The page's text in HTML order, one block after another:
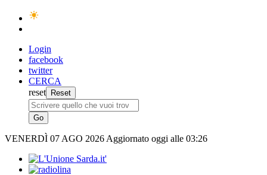
Login
facebook
twitter
CERCA
reset
VENERDÌ 07 AGO 2026 Aggiornato oggi alle 03:26